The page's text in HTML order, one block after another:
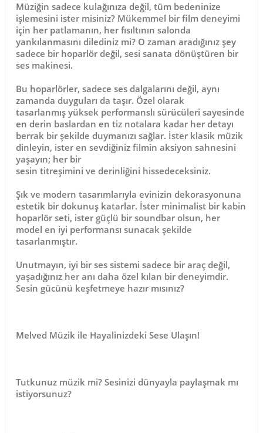
Müziğin sadece kulağınıza değil, tüm bedeninize
işlemesini ister misiniz? Mükemmel bir film deneyimi
için her patlamanın, her fısıltının salonda
yankılanmasını dilediniz mi? O zaman aradığınız şey
sadece bir hoparlör değil, sesi sanata dönüştüren bir
ses makinesi.
Bu hoparlörler, sadece ses dalgalarını değil, aynı
zamanda duyguları da taşır. Özel olarak
tasarlanmış yüksek performanslı sürücüleri sayesinde
en derin baslardan en tiz notalara kadar her detayı
berrak bir şekilde duymanızı sağlar. İster klasik müzik
dinleyin, ister en sevdiğiniz filmin aksiyon sahnesini
yaşayın; her bir
sesin titreşimini ve derinliğini hissedeceksiniz.
Şık ve modern tasarımlarıyla evinizin dekorasyonuna
estetik bir dokunuş katarlar. İster minimalist bir kabin
hoparlör seti, ister güçlü bir soundbar olsun, her
model en iyi performansı sunacak şekilde
tasarlanmıştır.
Unutmayın, iyi bir ses sistemi sadece bir araç değil,
yaşadığınız her anı daha özel kılan bir deneyimdir.
Sesin gücünü keşfetmeye hazır mısınız?
Melved Müzik ile Hayalinizdeki Sese Ulaşın!
Tutkunuz müzik mi? Sesinizi dünyayla paylaşmak mı
istiyorsunuz?